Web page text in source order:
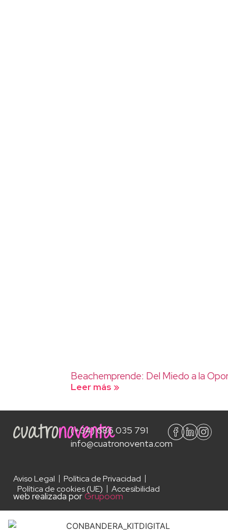
Beachemprende: Del Miedo a la
Leer más »
(+34) 686 035 791
info@cuatronoventa.com
Aviso Legal
Política de Privacidad
Política de cookies (UE)
Accesibilidad
web realizada porGrupoom